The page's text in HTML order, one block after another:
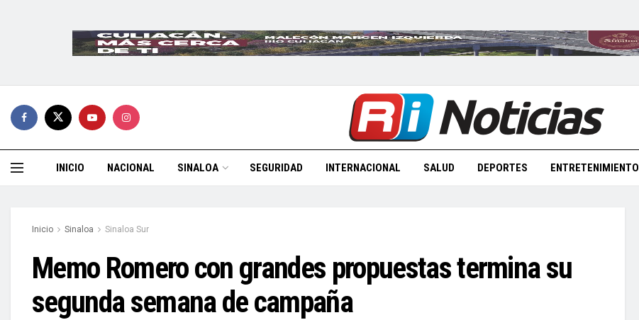
INICIO NACIONAL SINALOA SEGURIDAD INTERNACIONAL SALUD DEPORTES ENTRETENIMIENTO
Inicio Sinaloa Sinaloa Sur
Memo Romero con grandes propuestas termina su
segunda semana de campaña